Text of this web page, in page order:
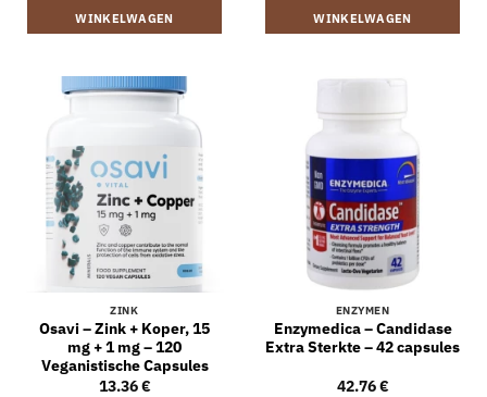
WINKELWAGEN
WINKELWAGEN
ZINK
Osavi – Zink + Koper, 15
mg + 1 mg – 120
Veganistische Capsules
13.36€
ENZYMEN
Enzymedica – Candidase
Extra Sterkte – 42 capsules
42.76€